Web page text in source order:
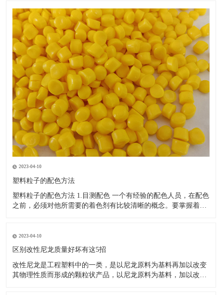
2023-04-10
塑料粒子的配色方法
塑料粒子的配色方法 1.目测配色 一个有经验的配色人员，在配色
之前，必须对他所需要的着色剂有比较清晰的概念。要掌握着色
解，同时积累有代表性的各种塑料着色样品和配色。在找到适合
的着色
2023-04-10
区别改性尼龙质量好坏有这5招
改性尼龙是工程塑料中的一类，是以尼龙原料为基料再加以改变
其物理性质而形成的颗粒状产品，以尼龙原料为基料，加以改变